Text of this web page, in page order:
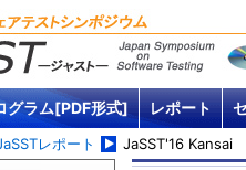
グラム[PDF形式] レポート
レポート JaSST'16 Kansai